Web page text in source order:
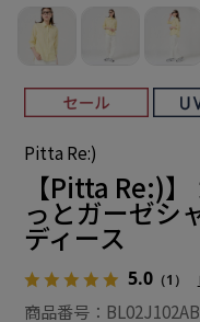
Pitta Re:)
【Pitta Re:)
っとガーゼシ
ディース
5.0（1）
商品番号：